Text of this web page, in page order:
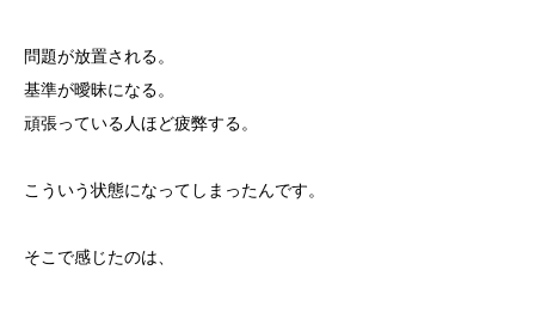
問題が放置される。
基準が曖昧になる。
頑張っている人ほど疲弊する。
こういう状態になってしまったんです。
そこで感じたのは、